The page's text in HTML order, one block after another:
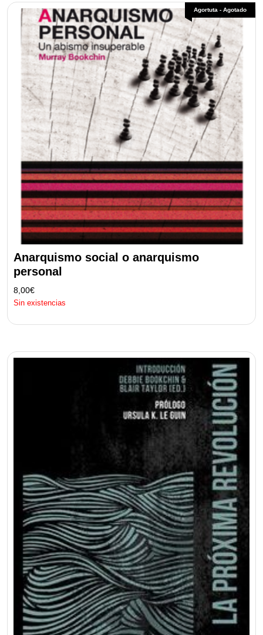
los
últimos
Agortuta - Agotado
Anarquismo social o anarquismo
personal
8,00€
Sin existencias